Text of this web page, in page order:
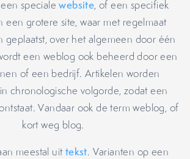
specialewebsite, of een specifiek
een grotere site, waar met regelmaat
geplaatst, over het algemeen door één
een weblog ook beheerd door een
of een bedrijf. Artikelen worden
chronologische volgorde, zodat een
Vandaar ook de term weblog, of
kort weg blog.
meestal uittekst. Varianten op een